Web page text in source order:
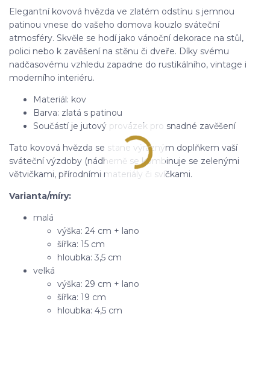
Elegantní kovová hvězda ve zlatém odstínu s jemnou
patinou vnese do vašeho domova kouzlo sváteční
atmosféry. Skvěle se hodí jako vánoční dekorace na stůl,
polici nebo k zavěšení na stěnu či dveře. Díky svému
nadčasovému vzhledu zapadne do rustikálního, vintage i
moderního interiéru.
Materiál: kov
Barva: zlatá s patinou
Součástí je jutový provázek pro snadné zavěšení
Tato kovová hvězda se stane výrazným doplňkem vaší
sváteční výzdoby (nádherně se kombinuje se zelenými
větvičkami, přírodními materiály či svíčkami.
Varianta/míry:
malá
výška: 24 cm + lano
šířka: 15 cm
hloubka: 3,5 cm
velká
výška: 29 cm + lano
šířka: 19 cm
hloubka: 4,5 cm